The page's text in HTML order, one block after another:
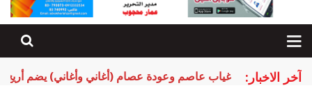
آخر الاخبار: غياب عاصم وعودة عصام (أغاني وأغاني) يضم أريج